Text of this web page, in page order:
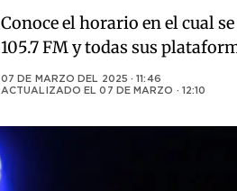
Conoce el horario en el cual
105.7 FM y todas sus
07 DE MARZO DEL 2025 · 11:46
ACTUALIZADO EL07 DE MARZO · 12:10